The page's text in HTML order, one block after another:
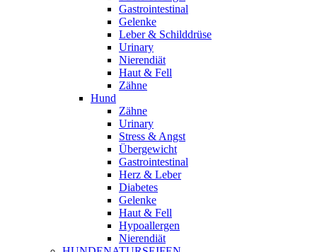
Gastrointestinal
Gelenke
Leber & Schilddrüse
Urinary
Nierendiät
Haut & Fell
Zähne
Hund
Zähne
Urinary
Stress & Angst
Übergewicht
Gastrointestinal
Herz & Leber
Diabetes
Gelenke
Haut & Fell
Hypoallergen
Nierendiät